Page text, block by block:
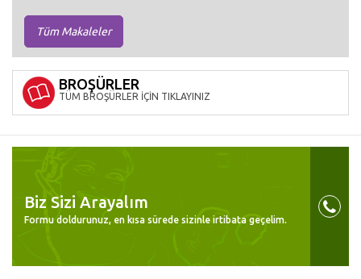
Tüm Makaleler
BROŞÜRLER
TÜM BROŞÜRLER İÇİN TIKLAYINIZ
Biz Sizi Arayalım
Formu doldurunuz, en kısa sürede sizinle irtibata geçelim.